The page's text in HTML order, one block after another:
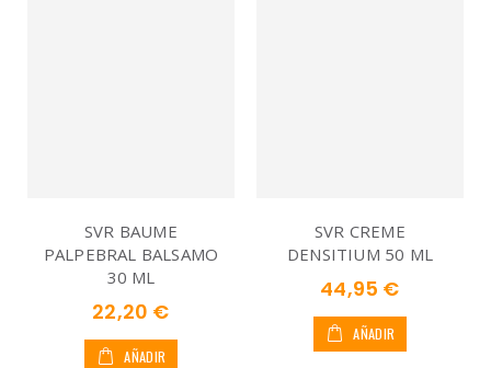
SVR BAUME
PALPEBRAL BALSAMO
30 ML
22,20 €
AÑADIR
SVR CREME
DENSITIUM 50 ML
44,95 €
AÑADIR